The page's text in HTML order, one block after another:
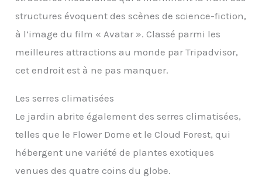
structures évoquent des scènes de science-fiction,
à l’image du film « Avatar ». Classé parmi les
meilleures attractions au monde par Tripadvisor,
cet endroit est à ne pas manquer.
Les serres climatisées
Le jardin abrite également des serres climatisées,
telles que le Flower Dome et le Cloud Forest, qui
hébergent une variété de plantes exotiques
venues des quatre coins du globe.